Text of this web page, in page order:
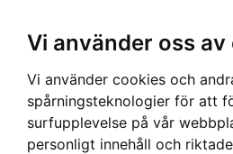
Vi använder oss
Vi använder cookies och
spårningsteknologier för att
surfupplevelse på vår
personligt innehåll och
Hem› BARN›HÄNGSLEN› BARN HÄNGSLEN -